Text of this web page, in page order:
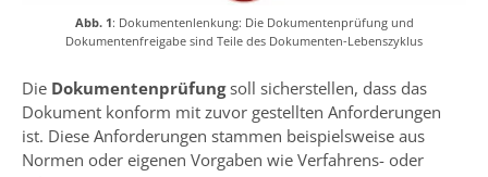
Abb. 1: Dokumentenlenkung: Die Dokumentenprüfung und
Dokumentenfreigabe sind Teile des Dokumenten-Lebenszyklus
Die Dokumentenprüfungsoll sicherstellen, dass das
Dokument konform mit zuvor gestellten Anforderungen
ist. Diese Anforderungen stammen beispielsweise aus
Normen oder eigenen Vorgaben wie Verfahrens- oder